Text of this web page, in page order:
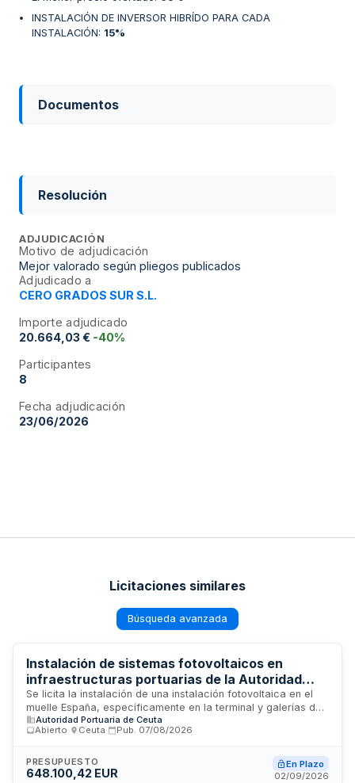
INSTALACIÓN DE INVERSOR HIBRÍDO PARA CADA
INSTALACIÓN: 15%
Documentos
Resolución
ADJUDICACIÓN
Motivo de adjudicación
Mejor valorado según pliegos publicados
Adjudicado a
CERO GRADOS SUR S.L.
Importe adjudicado
20.664,03 € -40%
Participantes
8
Fecha adjudicación
23/06/2026
Licitaciones similares
Búsqueda avanzada
Instalación de sistemas fotovoltaicos en
infraestructuras portuarias de la Autoridad
Portuaria de Ceuta
Se licita la instalación de una instalación fotovoltaica en el
muelle España, específicamente en la terminal y galerías de
embarque de la Autoridad Portuaria de Ceuta. El contrato
incluye la ejecución de trabajos de ingeniería y construcción
en infraestructuras portuarias, regulándose por el presente
pliego y supletoriamente por la Ley de Contratos del Sector
Autoridad Portuaria de Ceuta
Abierto
Ceuta Pub. 07/08/2026
PRESUPUESTO
648.100,42 EUR
En Plazo
02/09/2026